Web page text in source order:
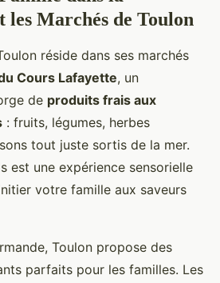
les Marchés de Toulon
réside dans ses marchés
Cours Lafayette, un
de produits frais aux
: fruits, légumes, herbes
tout juste sortis de la mer.
est une expérience sensorielle
votre famille aux saveurs
Toulon propose des
parfaits pour les familles. Les